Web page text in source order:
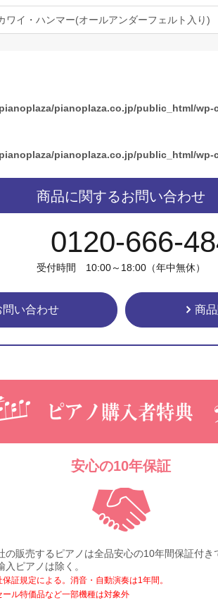
ワイ・ハンマー(オールアンダーフェルト入り)
pianoplaza.co.jp/public_html/
pianoplaza.co.jp/public_html/
商品に関するお問い合わせ
0120-666-
受付時間 10:00～18:00（年中無休）
問い合わせ 商
安心の10年保証
の販売するピアノは全品安心の10年間保証付き
入ピアノは除く。
保証規定による。消音・自動演奏は1年間。
ル特価品など一部機種は対象外